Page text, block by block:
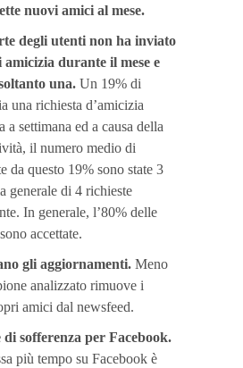
nuovi amici al mese.
degli utenti non ha inviato
durante il mese e
una. Un 19% di
una richiesta d’amicizia
a settimana ed a causa della
il numero medio di
da questo 19% sono state 3
generale di 4 richieste
In generale, l’80% delle
accettate.
gli aggiornamenti. Meno
analizzato rimuove i
amici dal newsfeed.
di sofferenza per Facebook.
più tempo su Facebook è